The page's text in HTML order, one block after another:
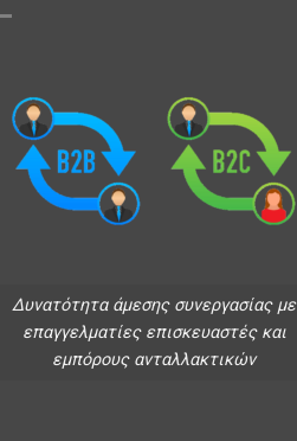
Δυνατότητα άμεσης συνεργασίας με
επαγγελματίες επισκευαστές και
εμπόρους ανταλλακτικών